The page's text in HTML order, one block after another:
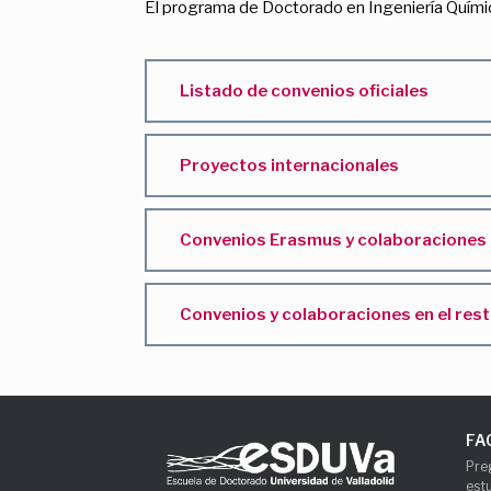
El programa de Doctorado en Ingeniería
Listado de convenios oficiales
Proyectos internacionales
Convenios Erasmus y colaboraciones
Convenios y colaboraciones en el